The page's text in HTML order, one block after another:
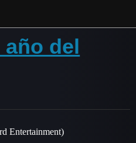
año del
Entertainment)